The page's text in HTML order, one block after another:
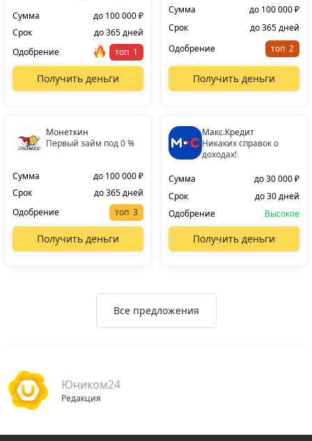
Сумма
до 100 000 ₽
Срок
до 365 дней
Одобрение
топ
Получить деньги
Сумма
до 100 000 ₽
Срок
до 365 дней
Одобрение
топ
Получить деньги
Монеткин
Первый займ под 0 %
Сумма
до 100 000 ₽
Срок
до 365 дней
Одобрение
топ
Получить деньги
Макс.Кредит
Никаких справок о
доходах!
Сумма
до 30 000 ₽
Срок
до 30 дней
Одобрение
Высокое
Получить деньги
Все предложения
Юником24
Редакция